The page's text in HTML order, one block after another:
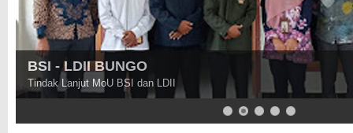
BSI - LDII BUNGO
Tindak Lanjut MoU BSI dan LDII